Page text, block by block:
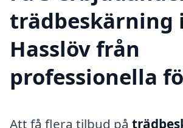
trädbeskärning i
Hasslöv från
professionella
Att få flera tilbud på